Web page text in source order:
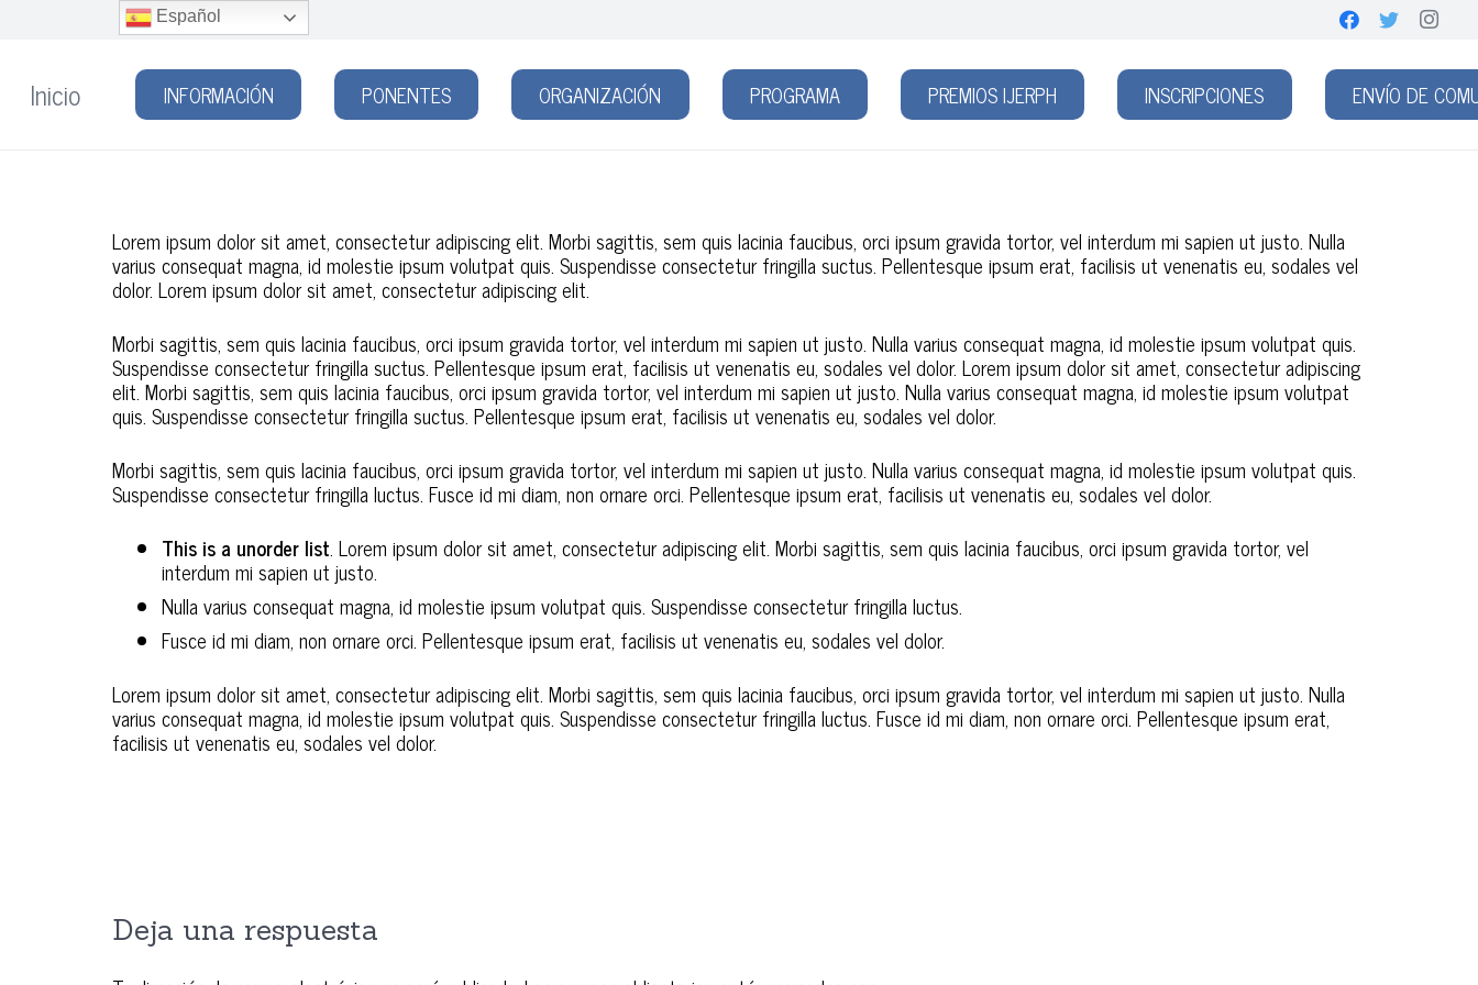
Inicio INFORMACIÓN PONENTES ORGANIZACIÓN PROGRAMA PREMIOS IJERPH INSCRIPCIONES ENVÍO DE
Lorem ipsum dolor sit amet, consectetur adipiscing elit. Morbi sagittis, sem quis lacinia faucibus, orci ipsum gravida tortor, vel interdum mi sapien ut justo. Nulla
varius consequat magna, id molestie ipsum volutpat quis. Suspendisse consectetur fringilla suctus. Pellentesque ipsum erat, facilisis ut venenatis eu, sodales vel
dolor. Lorem ipsum dolor sit amet, consectetur adipiscing elit.
Morbi sagittis, sem quis lacinia faucibus, orci ipsum gravida tortor, vel interdum mi sapien ut justo. Nulla varius consequat magna, id molestie ipsum volutpat quis.
Suspendisse consectetur fringilla suctus. Pellentesque ipsum erat, facilisis ut venenatis eu, sodales vel dolor. Lorem ipsum dolor sit amet, consectetur adipiscing
elit. Morbi sagittis, sem quis lacinia faucibus, orci ipsum gravida tortor, vel interdum mi sapien ut justo. Nulla varius consequat magna, id molestie ipsum volutpat
quis. Suspendisse consectetur fringilla suctus. Pellentesque ipsum erat, facilisis ut venenatis eu, sodales vel dolor.
Morbi sagittis, sem quis lacinia faucibus, orci ipsum gravida tortor, vel interdum mi sapien ut justo. Nulla varius consequat magna, id molestie ipsum volutpat quis.
Suspendisse consectetur fringilla luctus. Fusce id mi diam, non ornare orci. Pellentesque ipsum erat, facilisis ut venenatis eu, sodales vel dolor.
This is a unorder list. Lorem ipsum dolor sit amet, consectetur adipiscing elit. Morbi sagittis, sem quis lacinia faucibus, orci ipsum gravida tortor, vel
interdum mi sapien ut justo.
Nulla varius consequat magna, id molestie ipsum volutpat quis. Suspendisse consectetur fringilla luctus.
Fusce id mi diam, non ornare orci. Pellentesque ipsum erat, facilisis ut venenatis eu, sodales vel dolor.
Lorem ipsum dolor sit amet, consectetur adipiscing elit. Morbi sagittis, sem quis lacinia faucibus, orci ipsum gravida tortor, vel interdum mi sapien ut justo. Nulla
varius consequat magna, id molestie ipsum volutpat quis. Suspendisse consectetur fringilla luctus. Fusce id mi diam, non ornare orci. Pellentesque ipsum erat,
facilisis ut venenatis eu, sodales vel dolor.
Deja una respuesta
Español